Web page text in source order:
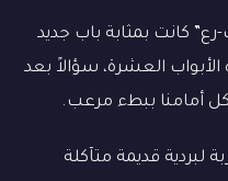
كانت بمثابة باب جديد
العشرة، سؤالاً بعد
أمامنا ببطء مرعب.
قديمة متآكلة